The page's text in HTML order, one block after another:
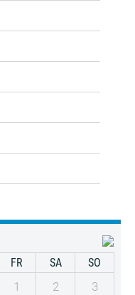
FR SA SO
1 2
3